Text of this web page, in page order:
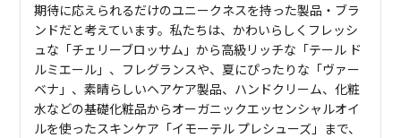
期待に応えられるだけのユニークネスを持った製品・ブラ
ンドだと考えています。私たちは、かわいらしくフレッシ
ュな「チェリーブロッサム」から高級リッチな「テール ド
ルミエール」、フレグランスや、夏にぴったりな「ヴァー
ベナ」、素晴らしいヘアケア製品、ハンドクリーム、化粧
水などの基礎化粧品からオーガニックエッセンシャルオイ
ルを使ったスキンケア「イモーテル プレシューズ」まで、